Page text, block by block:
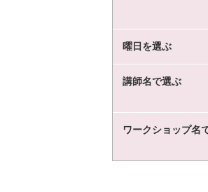
曜日を選ぶ
講師名で選ぶ
ワークショップ名